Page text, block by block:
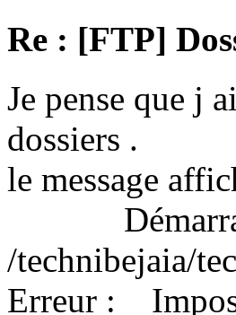
Re : [FTP]
Je pense que j
dossiers .
le message
Démarrage
/technibejaia/
Erreur :